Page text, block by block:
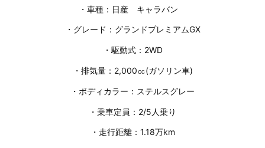
・車種：日産 キャラバン
・グレード：グランドプレミアムGX
・駆動式：2WD
・排気量：2,000㏄(ガソリン車)
・ボディカラー：ステルスグレー
・乗車定員：2/5人乗り
・走行距離：1.18万km